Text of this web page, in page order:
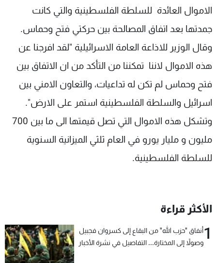
الاموال العائدة للسلطة الفلسطينية والتي كانت
جمدتها بعد اتفاق المصالحة بين حركتي فتح وحماس.
وقال الوزير للاذاعة العامة الاسرائيلية "لقد افرجنا عن
هذه الاموال لاننا تمكننا من التأكد من ان الاتفاق بين
فتح وحماس لم تكن له تداعيات، والتعاون الامني بين
اسرائيل والسلطة الفلسطينية استمر على الارض".
وتشكل هذه الاموال التي تصل قيمتها الى ما بين 700
مليون و مليار يورو في العام ثلثي الميزانية السنوية
للسلطة الفلسطينية.
الأكثر قراءة
1أنفاق "حزب الله" من البقاع إلى كسروان فجبيل
وصولاً إلى المختارة... التفاصيل في نشرة الأخبار
منوعات رياضة
كأس العالم
جدول البرامج
شاهد البرامج
عن MTV
الإنـتـاج
وظائف